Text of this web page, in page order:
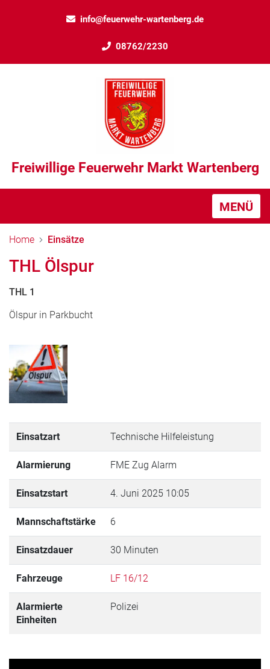
info@feuerwehr-wartenberg.de
08762/2230
Freiwillige Feuerwehr Markt Wartenberg
MENÜ
Home Einsätze
THL Ölspur
THL 1
Ölspur in Parkbucht
Einsatzart Technische Hilfeleistung
Alarmierung FME Zug Alarm
Einsatzstart 4. Juni 2025 10:05
Mannschaftstärke 6
Einsatzdauer 30 Minuten
Fahrzeuge LF 16/12
Alarmierte
Einheiten
Polizei